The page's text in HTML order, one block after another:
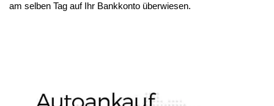
am selben Tag auf Ihr Bankkonto überwiesen.